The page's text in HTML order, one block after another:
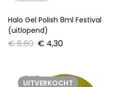
Halo Gel Polish 8ml Festival
(uitlopend)
€8,60 € 4,30
UITVERKOCHT